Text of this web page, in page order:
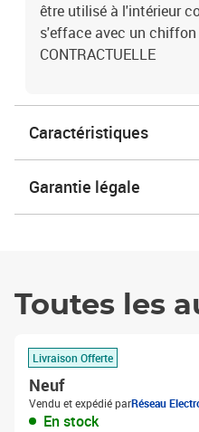
être utilisé à l'intérieur
s'efface avec un chiffon
CONTRACTUELLE
Caractéristiques
Garantie légale
Toutes les
Livraison Offerte
Neuf
Vendu et expédié parRéseau
En stock